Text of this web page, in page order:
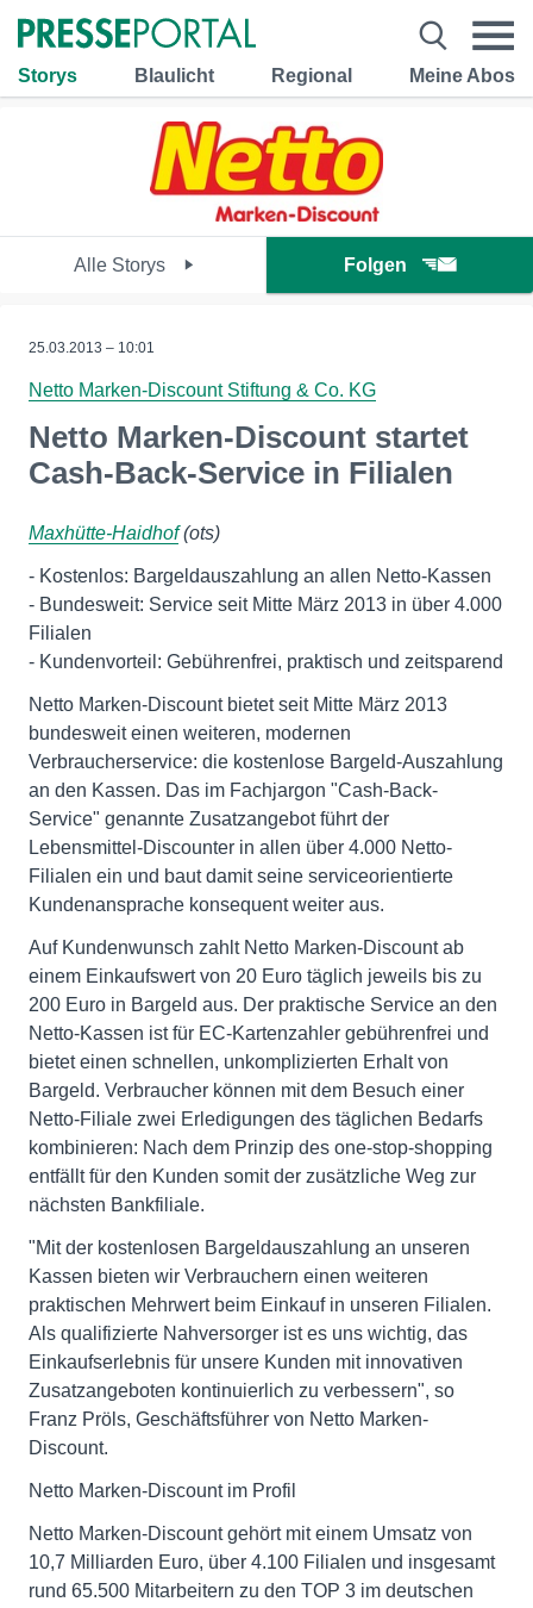
Storys Blaulicht Regional Meine Abos
Alle Storys Folgen
25.03.2013 – 10:01
Netto Marken-Discount Stiftung & Co. KG
Netto Marken-Discount startet
Cash-Back-Service in Filialen
Maxhütte-Haidhof(ots)
- Kostenlos: Bargeldauszahlung an allen Netto-Kassen
- Bundesweit: Service seit Mitte März 2013 in über 4.000
Filialen
- Kundenvorteil: Gebührenfrei, praktisch und zeitsparend
Netto Marken-Discount bietet seit Mitte März 2013
bundesweit einen weiteren, modernen
Verbraucherservice: die kostenlose Bargeld-Auszahlung
an den Kassen. Das im Fachjargon "Cash-Back-
Service" genannte Zusatzangebot führt der
Lebensmittel-Discounter in allen über 4.000 Netto-
Filialen ein und baut damit seine serviceorientierte
Kundenansprache konsequent weiter aus.
Auf Kundenwunsch zahlt Netto Marken-Discount ab
einem Einkaufswert von 20 Euro täglich jeweils bis zu
200 Euro in Bargeld aus. Der praktische Service an den
Netto-Kassen ist für EC-Kartenzahler gebührenfrei und
bietet einen schnellen, unkomplizierten Erhalt von
Bargeld. Verbraucher können mit dem Besuch einer
Netto-Filiale zwei Erledigungen des täglichen Bedarfs
kombinieren: Nach dem Prinzip des one-stop-shopping
entfällt für den Kunden somit der zusätzliche Weg zur
nächsten Bankfiliale.
"Mit der kostenlosen Bargeldauszahlung an unseren
Kassen bieten wir Verbrauchern einen weiteren
praktischen Mehrwert beim Einkauf in unseren Filialen.
Als qualifizierte Nahversorger ist es uns wichtig, das
Einkaufserlebnis für unsere Kunden mit innovativen
Zusatzangeboten kontinuierlich zu verbessern", so
Franz Pröls, Geschäftsführer von Netto Marken-
Discount.
Netto Marken-Discount im Profil
Netto Marken-Discount gehört mit einem Umsatz von
10,7 Milliarden Euro, über 4.100 Filialen und insgesamt
rund 65.500 Mitarbeitern zu den TOP 3 im deutschen